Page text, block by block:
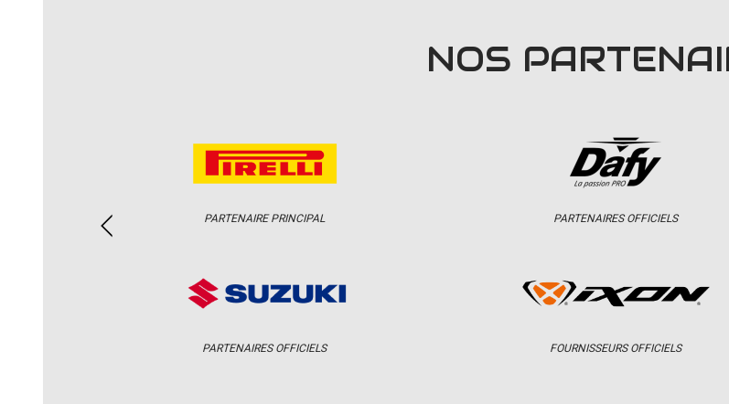
NOS
PARTENAIRE PRINCIPAL
PARTENAIRES OFFICIELS
PARTENAIRES OFFICIELS
FOURNISSEURS OFFICIELS